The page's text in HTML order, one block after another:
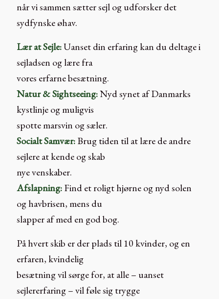
når vi sammen sætter sejl og udforsker det
sydfynske øhav.
Lær at Sejle:Uanset din erfaring kan du deltage i
sejladsen og lære fra
vores erfarne besætning.
Natur & Sightseeing:Nyd synet af Danmarks
kystlinje og muligvis
spotte marsvin og sæler.
Socialt Samvær:Brug tiden til at lære de andre
sejlere at kende og skab
nye venskaber.
Afslapning:Find et roligt hjørne og nyd solen
og havbrisen, mens du
slapper af med en god bog.
På hvert skib er der plads til 10 kvinder, og en
erfaren, kvindelig
besætning vil sørge for, at alle – uanset
sejlererfaring – vil føle sig trygge